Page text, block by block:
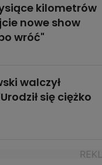
kilometrów
nowe show
wróć"
walczył
się ciężko